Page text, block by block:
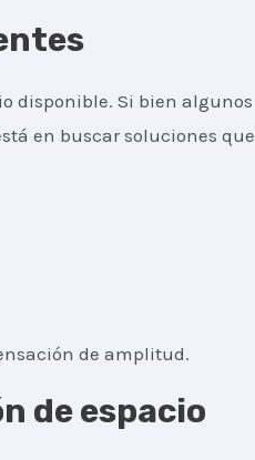
disponible. Si bien algunos
en buscar soluciones que
de amplitud.
de espacio